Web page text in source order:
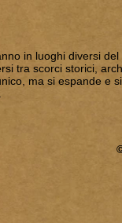
in luoghi diversi
tra scorci storici,
ma si espande e